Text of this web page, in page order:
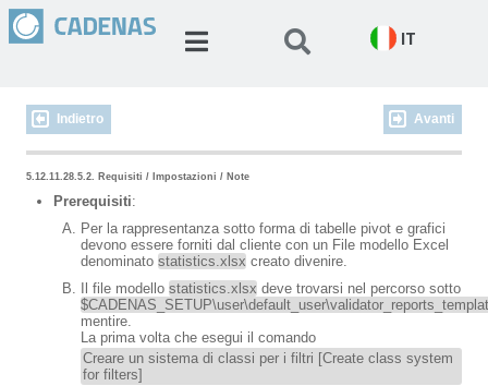
IT
Indietro Avanti
5.12.11.28.5.2. Requisiti / Impostazioni / Note
Prerequisiti:
Per la rappresentanza sotto forma di tabelle pivot e grafici
devono essere forniti dal cliente con un File modello Excel
denominato statistics.xlsx creato divenire.
Il file modello statistics.xlsx deve trovarsi nel percorso sotto
mentire.
La prima volta che esegui il comando
Creare un sistema di classi per i filtri [Create class system
for filters]